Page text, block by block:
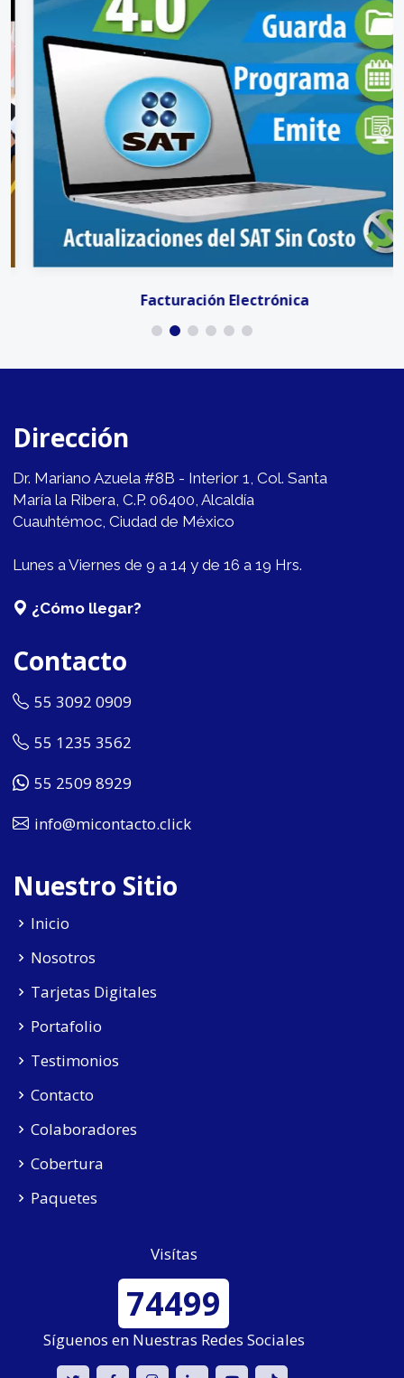
Facturación Electrónica
Dirección
Dr. Mariano Azuela #8B - Interior 1, Col. Santa
María la Ribera, C.P. 06400, Alcaldía
Cuauhtémoc, Ciudad de México
Lunes a Viernes de 9 a 14 y de 16 a 19 Hrs.
¿Cómo llegar?
Contacto
55 3092 0909
55 1235 3562
55 2509 8929
info@micontacto.click
Nuestro Sitio
Inicio
Nosotros
Tarjetas Digitales
Portafolio
Testimonios
Contacto
Colaboradores
Cobertura
Paquetes
Visítas
74499
Síguenos en Nuestras Redes Sociales